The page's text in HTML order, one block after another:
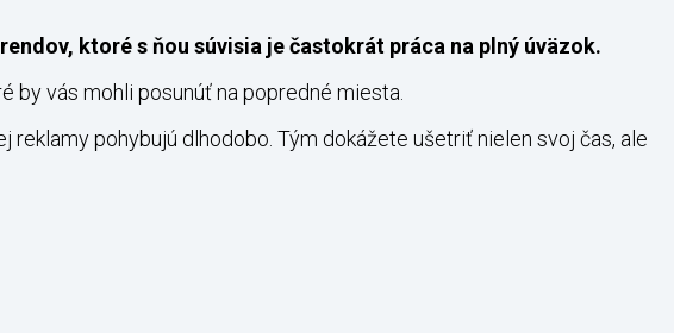
ktoré s ňou súvisia je častokrát práca na plný úväzok.
by vás mohli posunúť na popredné miesta.
pohybujú dlhodobo. Tým dokážete ušetriť nielen svoj čas, ale